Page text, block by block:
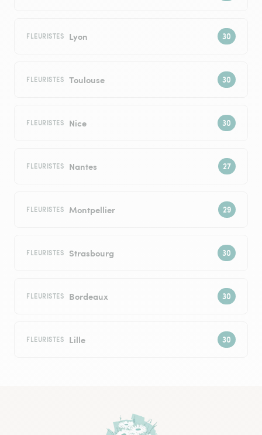
FLEURISTES Lyon
FLEURISTES Toulouse
FLEURISTES Nice
FLEURISTES Nantes
FLEURISTES Montpellier
FLEURISTES Strasbourg
FLEURISTES Bordeaux
FLEURISTES Lille